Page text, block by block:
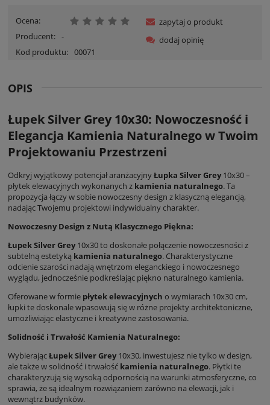
Ocena:
Producent: -
Kod produktu: 00071
zapytaj o produkt
dodaj opinię
OPIS
Łupek Silver Grey 10x30: Nowoczesność i
Elegancja Kamienia Naturalnego w Twoim
Projektowaniu Przestrzeni
Odkryj wyjątkowy potencjał aranżacyjnyŁupka Silver Grey 10x30 –
płytek elewacyjnych wykonanych z kamienia naturalnego. Ta
propozycja łączy w sobie nowoczesny design z klasyczną elegancją,
nadając Twojemu projektowi indywidualny charakter.
Nowoczesny Design z Nutą Klasycznego Piękna:
Łupek Silver Grey 10x30 to doskonałe połączenie nowoczesności z
subtelną estetyką kamienia naturalnego. Charakterystyczne
odcienie szarości nadają wnętrzom eleganckiego i nowoczesnego
wyglądu, jednocześnie podkreślając piękno naturalnego kamienia.
Oferowane w formie płytek elewacyjnych o wymiarach 10x30 cm,
łupki te doskonale wpasowują się w różne projekty architektoniczne,
umożliwiając elastyczne i kreatywne zastosowania.
Solidność i Trwałość Kamienia Naturalnego:
WybierającŁupek Silver Grey 10x30, inwestujesz nie tylko w design,
ale także w solidność i trwałość kamienia naturalnego. Płytki te
charakteryzują się wysoką odpornością na warunki atmosferyczne, co
sprawia, że są idealnym rozwiązaniem zarówno na elewacji, jak i
wewnątrz budynków.